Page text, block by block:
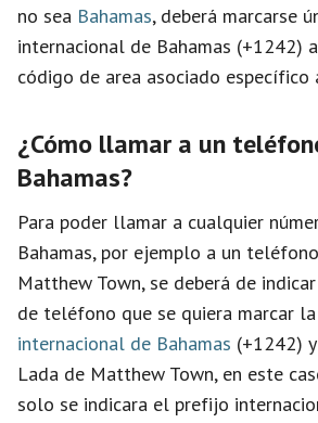
V
i
d
e
o
no sea Bahamas, deberá marcarse
internacional de Bahamas (+1242)
código de area asociado
¿Cómo llamar a un
Bahamas?
Para poder llamar a cualquier
Bahamas, por ejemplo a un
Matthew Town, se deberá de
de teléfono que se quiera marcar la
internacional de Bahamas (+1242)
Lada de Matthew Town, en este
solo se indicara el prefijo